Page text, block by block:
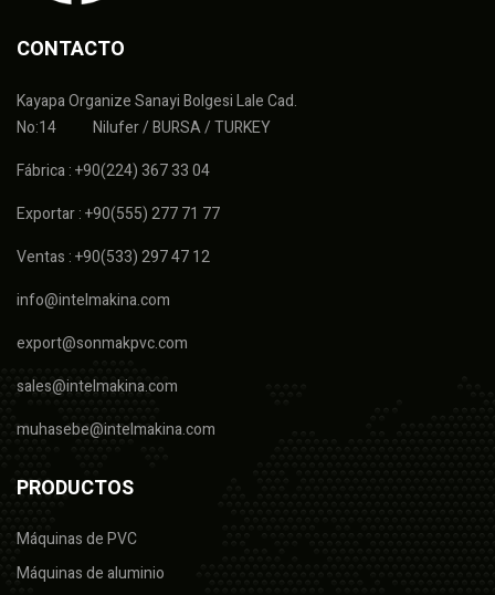
CONTACTO
Kayapa Organize Sanayi Bolgesi Lale Cad.
No:14 Nilufer / BURSA / TURKEY
Fábrica : +90(224) 367 33 04
Exportar : +90(555) 277 71 77
Ventas : +90(533) 297 47 12
info@intelmakina.com
export@sonmakpvc.com
sales@intelmakina.com
muhasebe@intelmakina.com
PRODUCTOS
Máquinas de PVC
Máquinas de aluminio